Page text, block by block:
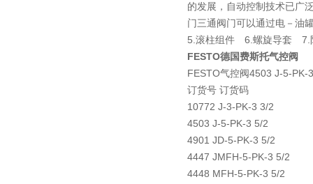
的发展，自动控制技术已广
门三通阀门可以通过电－
5.滚柱组件 6.螺旋导套
FESTO德国费斯托气控阀
FESTO气控阀4503 J-5-PK-
订货号 订货码
10772 J-3-PK-3 3/2
4503 J-5-PK-3 5/2
4901 JD-5-PK-3 5/2
4447 JMFH-5-PK-3 5/2
4448 MFH-5-PK-3 5/2